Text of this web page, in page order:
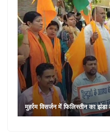
मुहर्रम विसर्जन में फिलिस्तीन का